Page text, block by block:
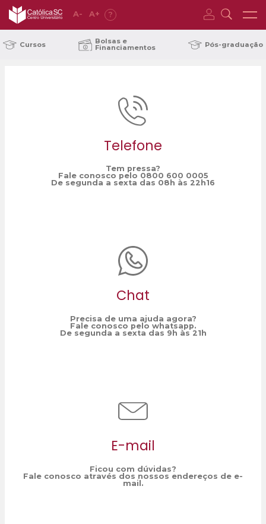
A- A+ ?
Cursos Bolsas e
Financiamentos Pós-graduação
Telefone
Tem pressa?
Fale conosco pelo 0800 600 0005
De segunda a sexta das 08h às 22h16
Chat
Precisa de uma ajuda agora?
Fale conosco pelo whatsapp.
De segunda a sexta das 9h às 21h
E-mail
Ficou com dúvidas?
Fale conosco através dos nossos endereços de e-
mail.